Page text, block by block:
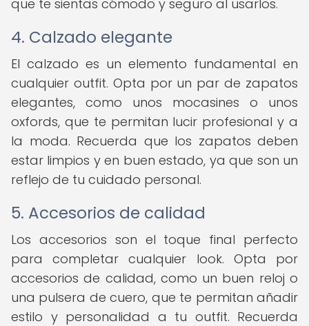
que te sientas cómodo y seguro al usarlos.
4. Calzado elegante
El calzado es un elemento fundamental en
cualquier outfit. Opta por un par de zapatos
elegantes, como unos mocasines o unos
oxfords, que te permitan lucir profesional y a
la moda. Recuerda que los zapatos deben
estar limpios y en buen estado, ya que son un
reflejo de tu cuidado personal.
5. Accesorios de calidad
Los accesorios son el toque final perfecto
para completar cualquier look. Opta por
accesorios de calidad, como un buen reloj o
una pulsera de cuero, que te permitan añadir
estilo y personalidad a tu outfit. Recuerda